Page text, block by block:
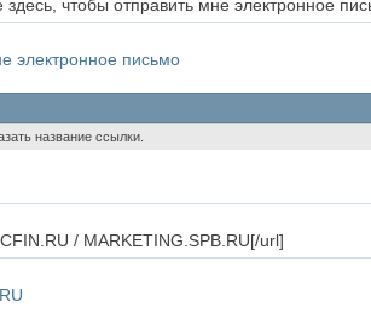
чтобы отправить мне электронное
электронное письмо
название ссылки.
/ MARKETING.SPB.RU[/url]